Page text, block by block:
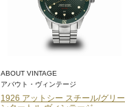
ABOUT VINTAGE
アバウト・ヴィンテージ
1926 アットシー スチール/グリー